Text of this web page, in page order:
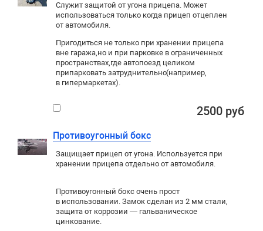
Служит защитой от угона прицепа. Может
использоваться только когда прицеп отцеплен
от автомобиля.
Пригодиться не только при хранении прицепа
вне гаража,но и при парковке в ограниченных
пространствах,где автопоезд целиком
припарковать затруднительно(например,
в гипермаркетах).
2500 руб
Противоугонный бокс
Защищает прицеп от угона. Используется при
хранении прицепа отдельно от автомобиля.
Противоугонный бокс очень прост
в использовании. Замок сделан из 2 мм стали,
защита от коррозии — гальваническое
цинкование.